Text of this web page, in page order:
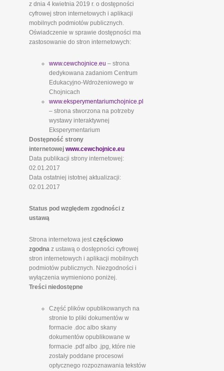
z dnia 4 kwietnia 2019 r. o dostępności
cyfrowej stron internetowych i aplikacji
mobilnych podmiotów publicznych.
Oświadczenie w sprawie dostępności ma
zastosowanie do stron internetowych:
www.cewchojnice.eu – strona
dedykowana zadaniom Centrum
Edukacyjno-Wdrożeniowego w
Chojnicach
www.eksperymentariumchojnice.pl
– strona stworzona na potrzeby
wystawy interaktywnej
Eksperymentarium
Dostępność strony
internetowej www.cewchojnice.eu
Data publikacji strony internetowej:
02.01.2017
Data ostatniej istotnej aktualizacji:
02.01.2017
Status pod względem zgodności z
ustawą
Strona internetowa jestczęściowo
zgodnaz ustawą o dostępności cyfrowej
stron internetowych i aplikacji mobilnych
podmiotów publicznych. Niezgodności i
wyłączenia wymieniono poniżej.
Treści niedostępne
Część plików opublikowanych na
stronie to pliki dokumentów w
formacie .doc albo skany
dokumentów opublikowane w
formacie .pdf albo .jpg, które nie
zostały poddane procesowi
optycznego rozpoznawania tekstów